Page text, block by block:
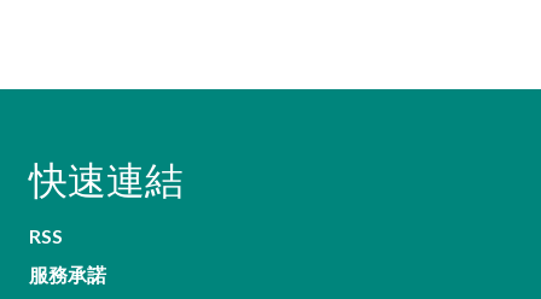
快速連結
RSS
服務承諾